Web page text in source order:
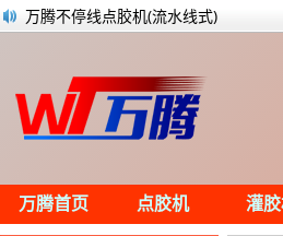
汽车不同部位应该用什么胶？
PUR热熔胶胶水的点胶工艺流程
侧边自带工作台面的半自动灌胶机
包装礼盒行业在线式白胶滴胶机
双组份环氧胶在光纤阵列保护与研磨中
万腾不停线点胶机(流水线式)
万腾首页 点胶机 灌